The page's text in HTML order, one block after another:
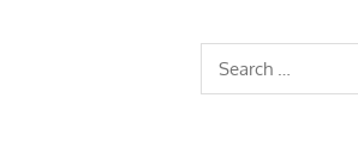
Search
for: